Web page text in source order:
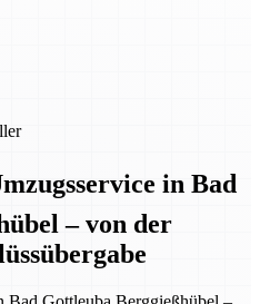
in Bad
– von der